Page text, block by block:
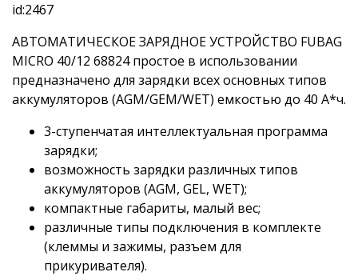
id:2467
АВТОМАТИЧЕСКОЕ ЗАРЯДНОЕ УСТРОЙСТВО FUBAG
MICRO 40/12 68824 простое в использовании
предназначено для зарядки всех основных типов
аккумуляторов (AGM/GEM/WET) емкостью до 40 А*ч.
3-ступенчатая интеллектуальная программа
зарядки;
возможность зарядки различных типов
аккумуляторов (AGM, GEL, WET);
компактные габариты, малый вес;
различные типы подключения в комплекте
(клеммы и зажимы, разъем для
прикуривателя).